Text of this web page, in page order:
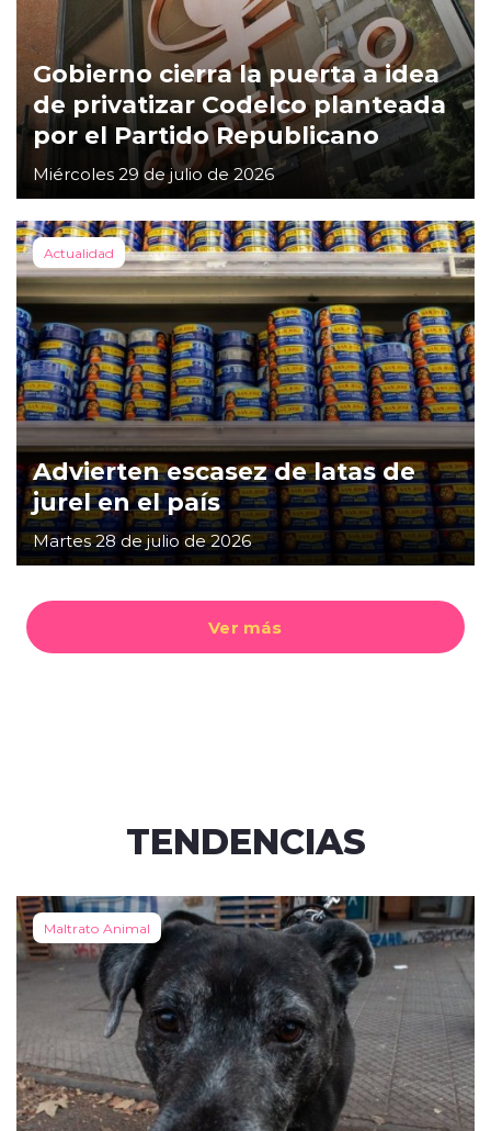
Ver más
Gobierno cierra la puerta a idea
de privatizar Codelco planteada
por el Partido Republicano
Miércoles 29 de julio de 2026
Actualidad
Advierten escasez de latas de
jurel en el país
Martes 28 de julio de 2026
TENDENCIAS
Maltrato Animal